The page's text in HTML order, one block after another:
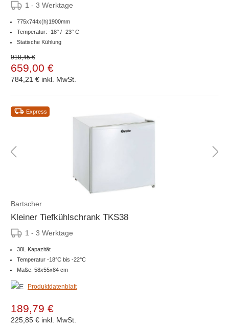
1 - 3 Werktage
775x744x(h)1900mm
Temperatur: -18° / -23° C
Statische Kühlung
918,45 €
659,00 €
784,21 € inkl. MwSt.
Express
Bartscher
Kleiner Tiefkühlschrank TKS38
1 - 3 Werktage
38L Kapazität
Temperatur -18°C bis -22°C
Maße: 58x55x84 cm
Produktdatenblatt
189,79 €
225,85 € inkl. MwSt.